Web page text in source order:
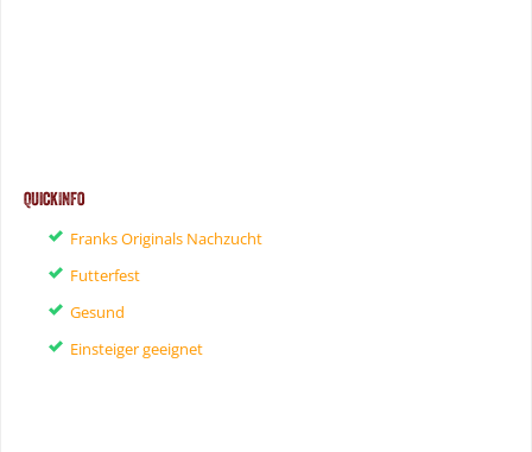
QuickInfo
Franks Originals Nachzucht
Futterfest
Gesund
Einsteiger geeignet